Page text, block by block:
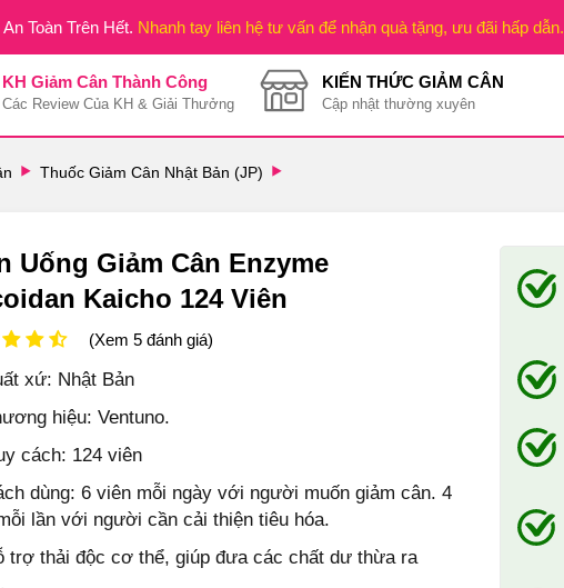
Toàn Trên Hết. Nhanh tay liên hệ tư vấn để nhận quà tặng, ưu đãi hấp dẫn.
KH Giảm Cân Thành Công
Các Review Của KH & Giải Thưởng
KIẾN THỨC GIẢM CÂN
Cập nhật thường xuyên
Thuốc Giảm Cân Nhật Bản (JP)
Uống Giảm Cân Enzyme
Kaicho 124 Viên
(Xem 5 đánh giá)
xứ: Nhật Bản
hiệu: Ventuno.
cách: 124 viên
dùng: 6 viên mỗi ngày với người muốn giảm cân. 4
lần với người cần cải thiện tiêu hóa.
trợ thải độc cơ thể, giúp đưa các chất dư thừa ra